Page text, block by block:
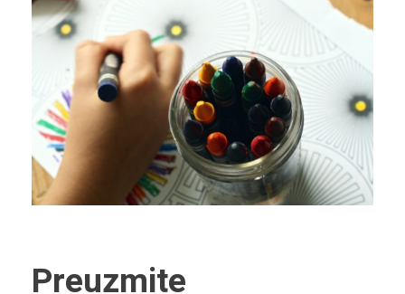
Preuzmite